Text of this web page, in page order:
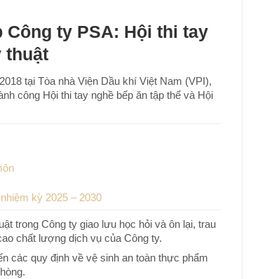
Công ty PSA: Hội thi tay
thuật
tại Tòa nhà Viện Dầu khí Việt Nam (VPI),
công Hội thi tay nghề bếp ăn tập thể và Hội
kỳ 2025 – 2030
trong Công ty giao lưu học hỏi và ôn lại, trau
chất lượng dịch vụ của Công ty.
các quy định về vệ sinh an toàn thực phẩm